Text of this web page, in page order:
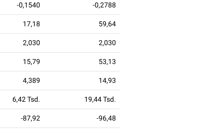
-0,1540 -0,2788
17,18 59,64
2,030 2,030
15,79 53,13
4,389 14,93
6,42 Tsd. 19,44 Tsd.
-87,92 -96,48